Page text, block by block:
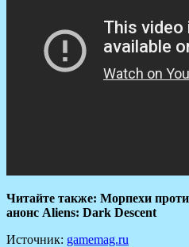
Читайте также: Морпехи
анонс Aliens: Dark Descent
Источник: gamemag.ru